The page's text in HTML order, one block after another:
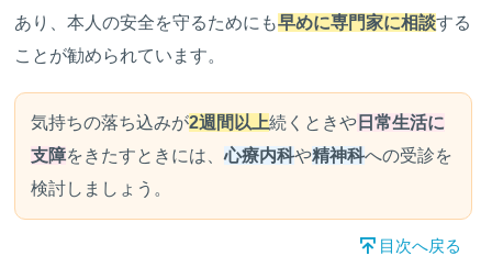
あり、本人の安全を守るためにも早めに専門家に相談する
ことが勧められています。
気持ちの落ち込みが2週間以上続くときや 日常生活に
支障をきたすときには、心療内科や精神科への受診を
検討しましょう。
目次へ戻る